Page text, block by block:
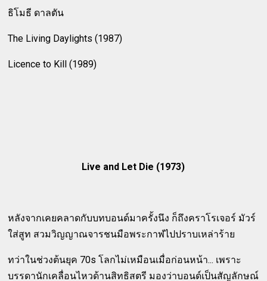
ธิโมธี ดาลตัน
The Living Daylights (1987)
Licence to Kill (1989)
Live and Let Die (1973)
หลังจากเคยคลาดกับบทบอนด์มาครั้งนึง ก็ถึงคราโรเจอร์ มัวร์
ใส่สูท สวมวิญญาณจารชนมือพระกาฬไปปราบเหล่าร้าย
ทว่าในช่วงต้นยุค 70s โลกไม่เหมือนเมื่อก่อนหน้า... เพราะ
บรรดานักเคลื่อนไหวด้านสิทธิสตรี มองว่าบอนด์เป็นสัญลักษณ์